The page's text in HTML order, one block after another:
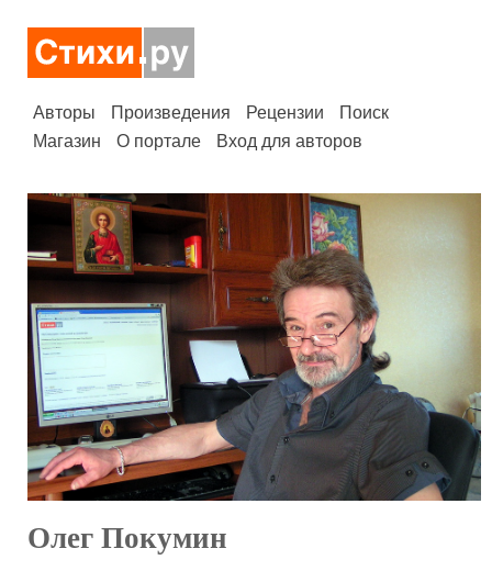
Авторы Произведения Рецензии
Поиск
Магазин
О портале Вход для авторов
Олег Покумин